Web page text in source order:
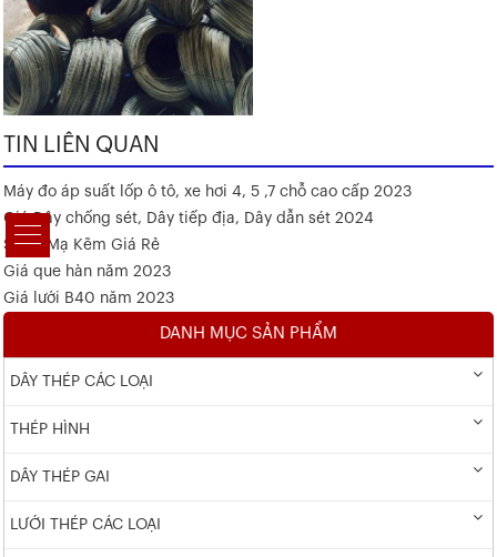
TIN LIÊN QUAN
Máy đo áp suất lốp ô tô, xe hơi 4, 5 ,7 chỗ cao cấp 2023
Giá Dây chống sét, Dây tiếp địa, Dây dẫn sét 2024
Sắt V Mạ Kẽm Giá Rẻ
Giá que hàn năm 2023
Giá lưới B40 năm 2023
DANH MỤC SẢN PHẨM
DÂY THÉP CÁC LOẠI
THÉP HÌNH
DÂY THÉP GAI
LƯỚI THÉP CÁC LOẠI